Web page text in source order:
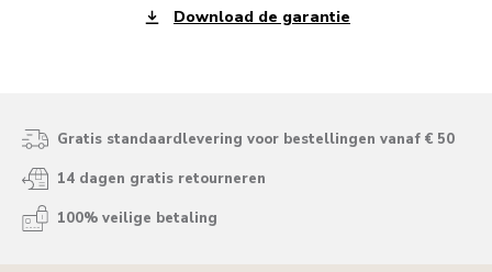
Download de garantie
Gratis standaardlevering voor bestellingen vanaf € 50
14 dagen gratis retourneren
100% veilige betaling